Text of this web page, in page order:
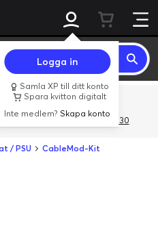
Logga in
Samla XP till ditt konto
Spara kvitton digitalt
Inte medlem?Skapa konto
800 kr.
med rabattkoden 3Gives30
/ PSU
CableMod-Kit